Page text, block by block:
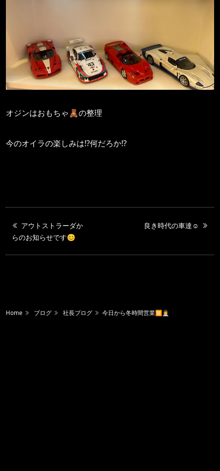
オジンはおもちゃ🧸の整理
今のオイラの楽しみは⁉️何だろか⁉︎
アウトストラーダか
らのお知らせです😊
良き時代の車達☺️
Home ブログ 社長ブログ 今日から冬時間営業🈺👩‍💼